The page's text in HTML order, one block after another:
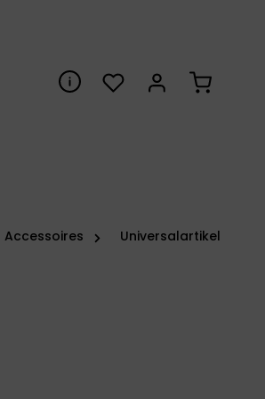
Du hast 0 Produkte auf
Accessoires Universalartikel